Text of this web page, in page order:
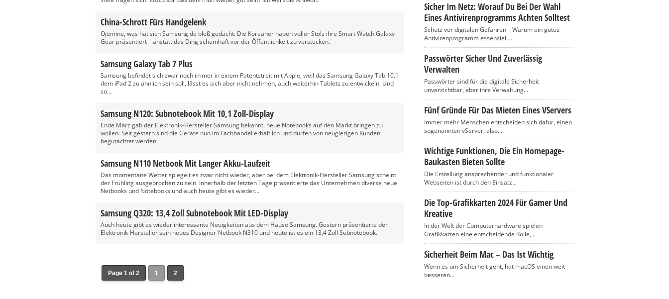
China-Schrott Fürs Handgelenk
Ojemine, was hat sich Samsung da bloß gedacht: Die Koreaner haben voller Stolz ihre Smart Watch Galaxy
Gear präsentiert – anstatt das Ding schamhaft vor der Öffentlichkeit zu verstecken.
Samsung Galaxy Tab 7 Plus
Samsung befindet sich zwar noch immer in einem Patentstreit mit Apple, weil das Samsung Galaxy Tab 10.1
dem iPad 2 zu ähnlich sein soll, lässt es sich aber nicht nehmen, auch weiterhin Tablets zu entwickeln. Und
so...
Samsung N120: Subnotebook Mit 10,1 Zoll-Display
Ende März gab der Elektronik-Hersteller Samsung bekannt, neue Notebooks auf den Markt bringen zu
wollen. Seit gestern sind die Geräte nun im Fachhandel erhältlich und dürfen von neugierigen Kunden
begutachtet werden.
Samsung N110 Netbook Mit Langer Akku-Laufzeit
Das momentane Wetter spiegelt es zwar nicht wieder, aber bei dem Elektronik-Hersteller Samsung scheint
der Frühling ausgebrochen zu sein. Innerhalb der letzten Tage präsentierte das Unternehmen diverse neue
Netbooks und Notebooks und auch heute gibt es wieder...
Samsung Q320: 13,4 Zoll Subnotebook Mit LED-Display
Auch heute gibt es wieder interessante Neuigkeiten aus dem Hause Samsung. Gestern präsentierte der
Elektronik-Hersteller sein neues Designer-Netbook N310 und heute ist es ein 13,4 Zoll Subnotebook.
Page 1 of 2 1 2
Sicher Im Netz: Worauf Du Bei Der Wahl
Eines Antivirenprogramms Achten Solltest
Schutz vor digitalen Gefahren – Warum ein gutes
Antivirenprogramm essenziell...
Passwörter Sicher Und Zuverlässig
Verwalten
Passwörter sind für die digitale Sicherheit
unverzichtbar, aber ihre Verwaltung...
Fünf Gründe Für Das Mieten Eines VServers
Immer mehr Menschen entscheiden sich dafür, einen
sogenannten vServer, also...
Wichtige Funktionen, Die Ein Homepage-
Baukasten Bieten Sollte
Die Erstellung ansprechender und funktionaler
Webseiten ist durch den Einsatz...
Die Top-Grafikkarten 2024 Für Gamer Und
Kreative
In der Welt der Computerhardware spielen
Grafikkarten eine entscheidende Rolle,...
Sicherheit Beim Mac – Das Ist Wichtig
Wenn es um Sicherheit geht, hat macOS einen weit
besseren...